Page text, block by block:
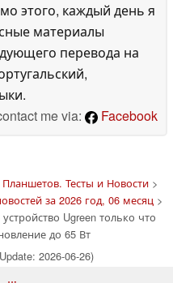
этого, каждый день я
материалы
перевода на
me via:
Facebook
Тесты и Новости>
за 2026 год, 06 месяц>
Ugreen только что
до 65 Вт
2026-06-26)